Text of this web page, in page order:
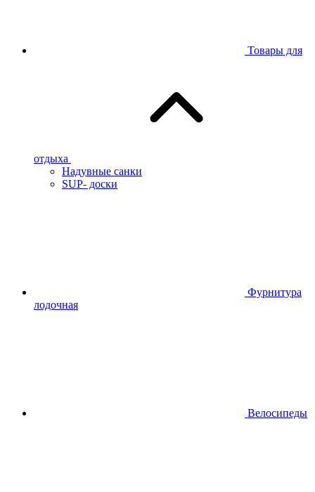
Товары для
отдыха
Надувные санки
SUP- доски
Фурнитура
лодочная
Велосипеды